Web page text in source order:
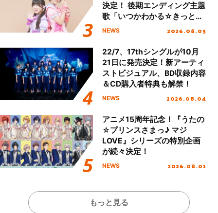
決定！ 後期エンディング主題
歌「いつかわかる☆きっとあ
える」TVサイズ先行配信開
NEWS 2026.08.03
22/7、17thシングルが10月
21日に発売決定！新アーティ
ストビジュアル、BD収録内容
＆CD購入者特典も解禁！
NEWS 2026.08.04
アニメ15周年記念！『うたの
☆プリンスさまっ♪ マジ
LOVE』シリーズの特別企画
が続々決定！
NEWS 2026.08.01
もっと見る